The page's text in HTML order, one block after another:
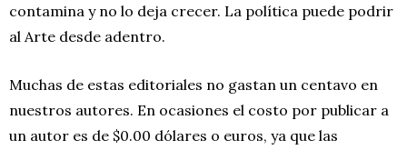
contamina y no lo deja crecer. La política puede podrir
al Arte desde adentro.
Muchas de estas editoriales no gastan un centavo en
nuestros autores. En ocasiones el costo por publicar a
un autor es de $0.00 dólares o euros, ya que las